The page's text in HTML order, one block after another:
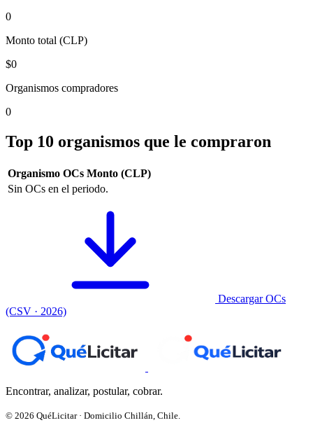
0
Monto total (CLP)
$0
Organismos compradores
0
Top 10 organismos que le compraron
Organismo OCs Monto (CLP)
Sin OCs en el periodo.
Descargar OCs
(CSV · 2026)
Encontrar, analizar, postular, cobrar.
© 2026 QuéLicitar · Domicilio Chillán, Chile.